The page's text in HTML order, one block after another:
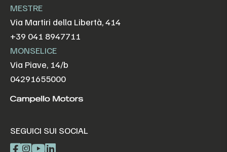
MESTRE
Via Martiri della Libertà, 414
+39 041 8947711
MONSELICE
Via Piave, 14/b
04291655000
SEGUICI SUI SOCIAL